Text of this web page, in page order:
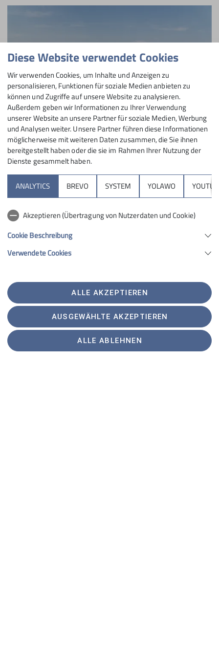
© DAV/Hans Herbig
Bergwandern ist gesund, klar. Am
gesündesten – und obendrein freudvollsten – ist es,
Bewegen zu lernen und einzuüben.
zum Beitrag
Schwierigkeitsgrade von Bergwegen
Diese Website verwendet Cookies
Wir verwenden Cookies, um Inhalte und Anzeigen zu
personalisieren, Funktionen für soziale Medien anbieten zu
können und Zugriffe auf unsere Website zu analysieren.
Außerdem geben wir Informationen zu Ihrer Verwendung
unserer Website an unsere Partner für soziale Medien, Werbung
und Analysen weiter. Unsere Partner führen diese Informationen
möglicherweise mit weiteren Daten zusammen, die Sie ihnen
bereitgestellt haben oder die sie im Rahmen Ihrer Nutzung der
Dienste gesammelt haben.
ANALYTICS BREVO SYSTEM YOLAWO
Akzeptieren (Übertragung von Nutzerdaten und Cookie)
Cookie Beschreibung
Verwendete Cookies
ALLE AKZEPTIEREN
AUSGEWÄHLTE AKZEPTIEREN
ALLE ABLEHNEN